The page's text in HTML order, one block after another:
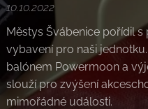
10.10.2022
Městys Švábenice pořídil
vybavení pro naši
balónem Powermoon a
slouží pro zvýšení
mimořádné události.